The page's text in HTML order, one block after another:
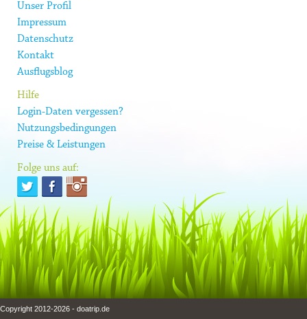
Unser Profil
Impressum
Datenschutz
Kontakt
Ausflugsblog
Hilfe
Login-Daten vergessen?
Nutzungsbedingungen
Preise & Leistungen
Folge uns auf:
Copyright 2012-2026 - doatrip.de